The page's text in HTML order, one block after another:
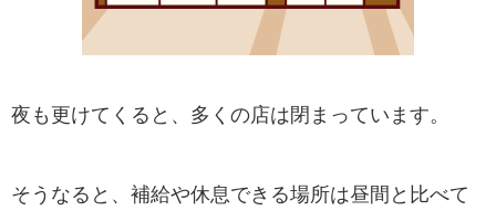
夜も更けてくると、多くの店は閉まっています。
そうなると、補給や休息できる場所は昼間と比べて